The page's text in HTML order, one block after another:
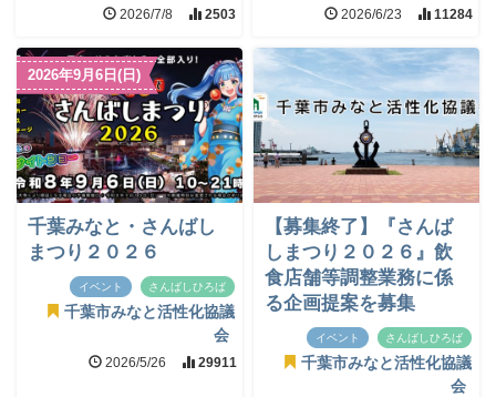
2026/7/8 2503 2026/6/23 11284
2026年9月6日(日)
千葉みなと・さんばし
まつり２０２６
イベント さんばしひろば
千葉市みなと活性化協議
会
2026/5/26 29911
【募集終了】『さんば
しまつり２０２６』飲
食店舗等調整業務に係
る企画提案を募集
イベント さんばしひろば
千葉市みなと活性化協議
会